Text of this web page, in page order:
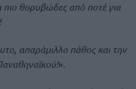
θορυβώδες από ποτέ για
απαράμιλλο πάθος και την
».